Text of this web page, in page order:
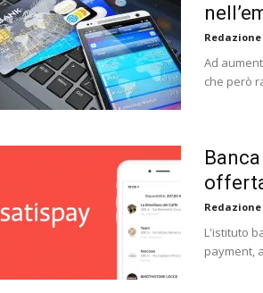
Ad
che però
L'istituto
payment,